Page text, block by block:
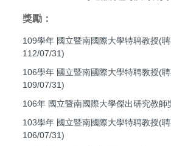
獎勵：
109學年 國立暨南國際大學特聘教授(
112/07/31)
106學年 國立暨南國際大學特聘教授(
109/07/31)
106年 國立暨南國際大學傑出研究教師
103學年 國立暨南國際大學特聘教授(
106/07/31)